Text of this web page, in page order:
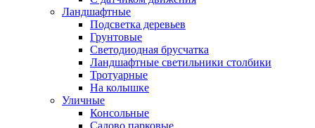
Ландшафтные
Подсветка деревьев
Грунтовые
Светодиодная брусчатка
Ландшафтные светильники столбики
Тротуарные
На колышке
Уличные
Консольные